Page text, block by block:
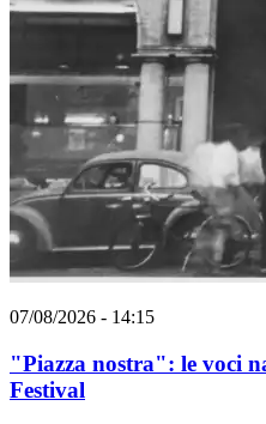
07/08/2026 - 14:15
"Piazza nostra": le voci
Festival